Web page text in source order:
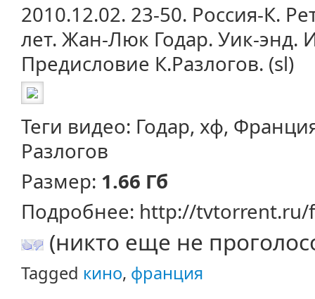
2010.12.02. 23-50. Россия-К.
лет. Жан-Люк Годар. Уик-энд.
Предисловие К.Разлогов. (sl)
Теги видео: Годар, хф,
Разлогов
Размер: 1.66 Гб
Подробнее: http://tvtorrent.ru/
(никто еще не
Tagged кино, франция